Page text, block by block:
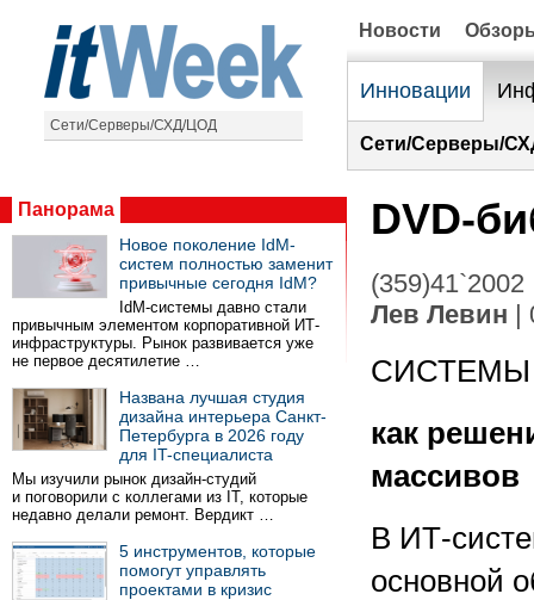
Сети/Серверы/СХД/ЦОД
Новости
Инновации
Сети/Серверы/
Панорама
Новое поколение IdM-
систем полностью заменит
привычные сегодня IdM?
IdM-системы давно стали
привычным элементом корпоративной ИТ-
инфраструктуры. Рынок развивается уже
не первое десятилетие …
Названа лучшая студия
дизайна интерьера Санкт-
Петербурга в 2026 году
для IT-специалиста
Мы изучили рынок дизайн-студий
и поговорили с коллегами из IT, которые
недавно делали ремонт. Вердикт …
5 инструментов, которые
помогут управлять
проектами в кризис
DVD-
(359)41`2002
Лев Левин |
СИСТЕМЫ
как
массивов
В ИТ-
основной